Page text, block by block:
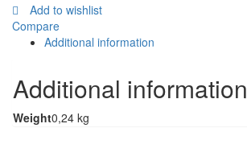
Add to wishlist
Compare
Additional information
Additional information
Weight0,24 kg